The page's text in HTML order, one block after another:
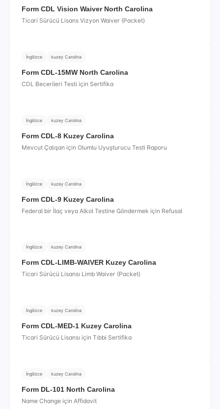
Form CDL Vision Waiver North Carolina
Ticari Sürücü Lisans Vizyon Waiver (Packet)
İngilizce kuzey Carolina
Form CDL-15MW North Carolina
CDL Becerileri Testi için Sertifika
İngilizce kuzey Carolina
Form CDL-8 Kuzey Carolina
Mevcut Çalışan için Olumlu Uyuşturucu Testi Raporu
İngilizce kuzey Carolina
Form CDL-9 Kuzey Carolina
Federal bir İlaç veya Alkol Testine Göndermek için Refusal
İngilizce kuzey Carolina
Form CDL-LIMB-WAIVER Kuzey Carolina
Ticari Sürücü Lisansı Limb Waiver (Packet)
İngilizce kuzey Carolina
Form CDL-MED-1 Kuzey Carolina
Ticari Sürücü Lisansı için Tıbbi Sertifika
İngilizce kuzey Carolina
Form DL-101 North Carolina
Name Change için Affidavit